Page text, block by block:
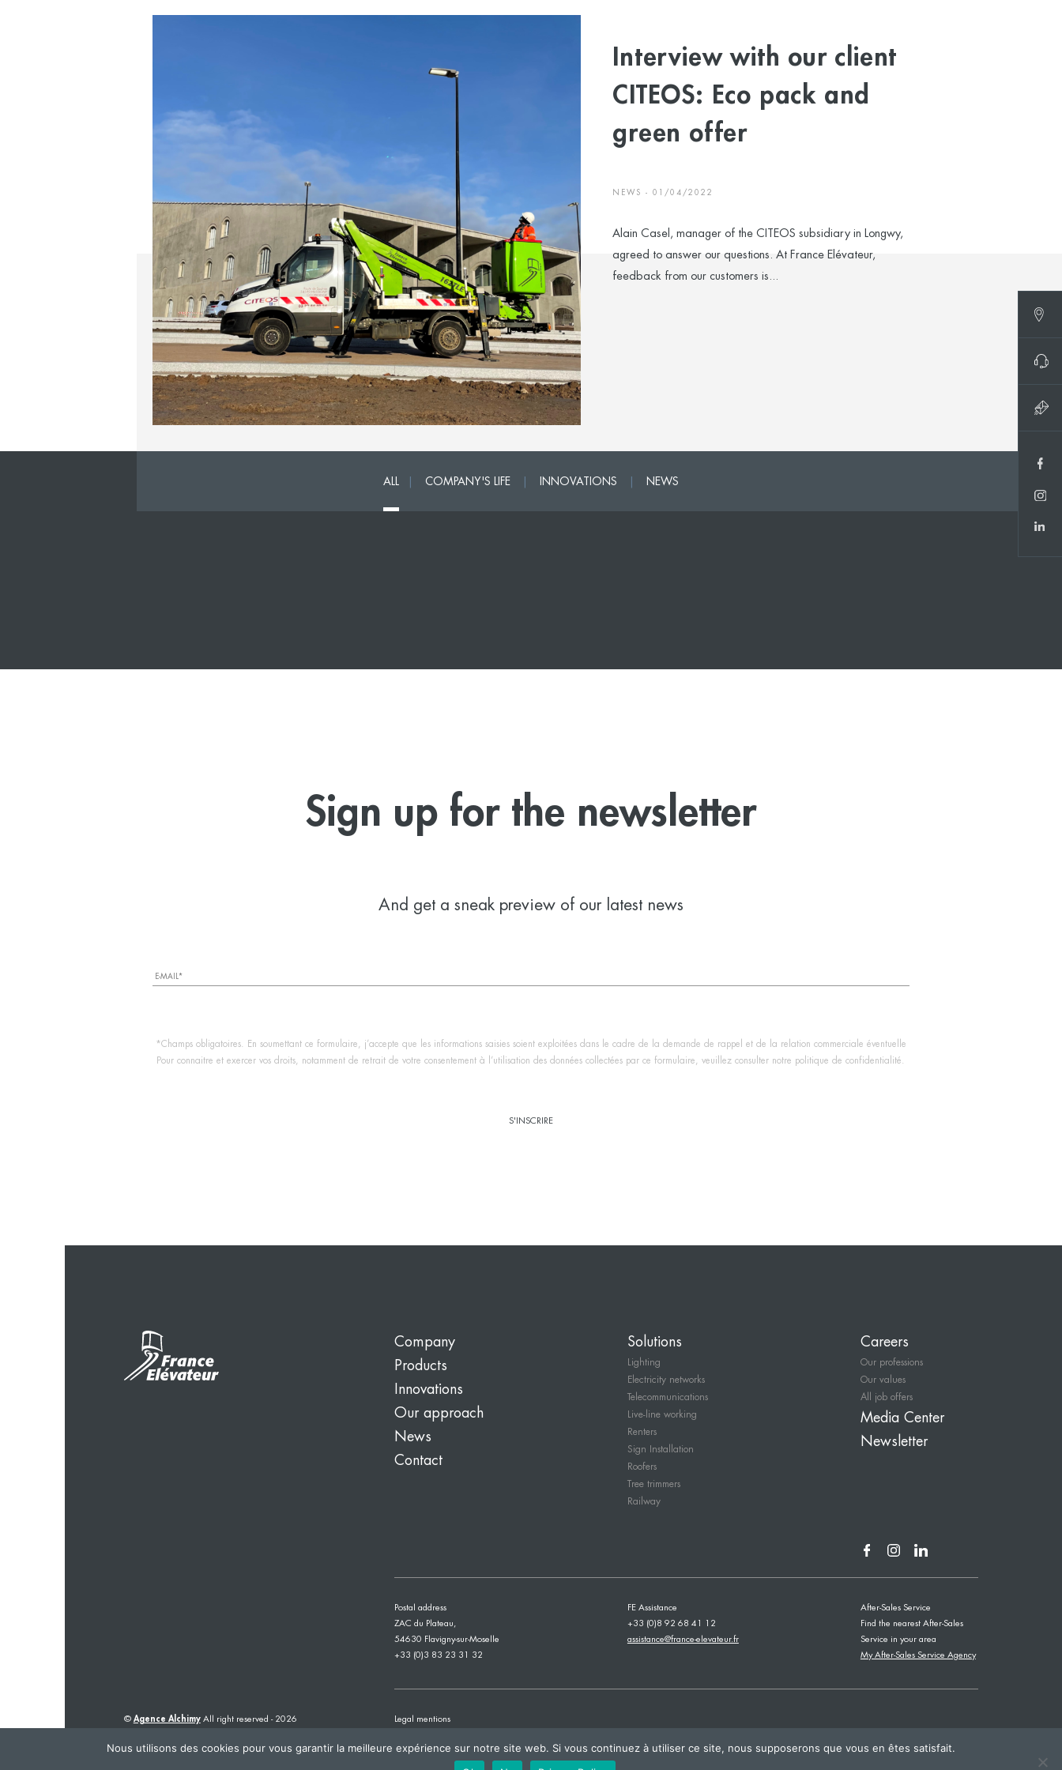
Interview with our client
CITEOS: Eco pack and
green offer
NEWS - 01/04/2022
Alain Casel, manager of the CITEOS subsidiary in Longwy,
agreed to answer our questions. At France Elévateur,
feedback from our customers is...
ALL COMPANY'S LIFE INNOVATIONS NEWS
Sign up for the newsletter
And get a sneak preview of our latest news
*Champs obligatoires. En soumettant ce formulaire, j’accepte que les informations saisies soient exploitées dans le cadre de la demande de rappel et de la relation commerciale éventuelle
Pour connaitre et exercer vos droits, notamment de retrait de votre consentement à l’utilisation des données collectées par ce formulaire, veuillez consulter notre politique de confidentialité.
Company
Products
Innovations
Our approach
News
Contact
Solutions
Lighting
Electricity networks
Telecommunications
Live-line working
Renters
Sign Installation
Roofers
Tree trimmers
Railway
Careers
Our professions
Our values
All job offers
Media Center
Newsletter
Postal address
ZAC du Plateau,
54630 Flavigny-sur-Moselle
+33 (0)3 83 23 31 32
FE Assistance
+33 (0)8 92 68 41 12
assistance@france-elevateur.fr
After-Sales Service
Find the nearest After-Sales
Service in your area
My After-Sales Service Agency
© Agence AlchimyAll right reserved - 2026 Legal mentions
Nous utilisons des cookies pour vous garantir la meilleure expérience sur notre site web. Si vous continuez à utiliser ce site, nous supposerons que vous en êtes satisfait.